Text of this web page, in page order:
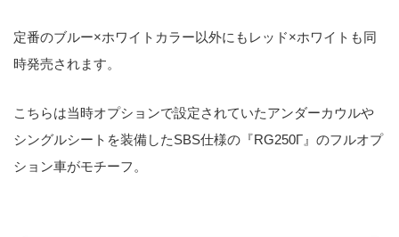
定番のブルー×ホワイトカラー以外にもレッド×ホワイトも同
時発売されます。
こちらは当時オプションで設定されていたアンダーカウルや
シングルシートを装備したSBS仕様の『RG250Γ』のフルオプ
ション車がモチーフ。